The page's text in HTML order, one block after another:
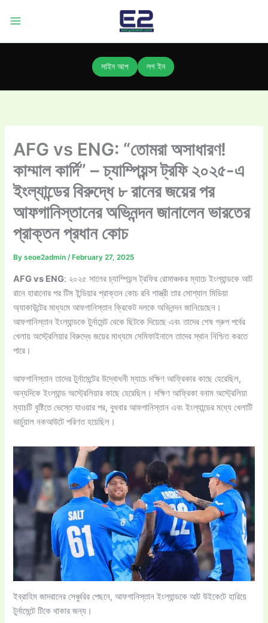
সাইন আপ লগ ইন
AFG vs ENG: “তোমরা অসাধারণ!
কাম্মাল কার্দি” – চ্যাম্পিয়ন্স ট্রফি ২০২৫-এ
ইংল্যান্ডের বিরুদ্ধে ৮ রানের জয়ের পর
আফগানিস্তানের অভিনন্দন জানালেন ভারতের
প্রাক্তন প্রধান কোচ
Byseoe2admin/ February 27, 2025
AFG vs ENG: ২০২৫ সালের চ্যাম্পিয়ন্স ট্রফির রোমাঞ্চকর ম্যাচে ইংল্যান্ডকে আট
রানে হারানোর পর টিম ইন্ডিয়ার প্রাক্তন কোচ রবি শাস্ত্রী তার সোশ্যাল মিডিয়া
অ্যাকাউন্টের মাধ্যমে আফগানিস্তান ক্রিকেট দলকে অভিনন্দন জানিয়েছেন।
আফগানিস্তান ইংল্যান্ডকে টুর্নামেন্ট থেকে ছিটকে দিয়েছে এবং তাদের শেষ গ্রুপ পর্বের
খেলায় অস্ট্রেলিয়ার বিরুদ্ধে জয়ের মাধ্যমে সেমিফাইনালে তাদের স্থান নিশ্চিত করতে
পারে।
আফগানিস্তান তাদের টুর্নামেন্টের উদ্বোধনী ম্যাচে দক্ষিণ আফ্রিকার কাছে হেরেছিল,
অন্যদিকে ইংল্যান্ড অস্ট্রেলিয়ার কাছে হেরেছিল। দক্ষিণ আফ্রিকা বনাম অস্ট্রেলিয়া
ম্যাচটি বৃষ্টিতে ভেস্তে যাওয়ার পর, বুধবার আফগানিস্তান এবং ইংল্যান্ডের মধ্যে খেলাটি
ভার্চুয়াল নকআউটে পরিণত হয়েছিল।
ইব্রাহিম জাদরানের সেঞ্চুরির পেছনে, আফগানিস্তান ইংল্যান্ডকে আট উইকেটে হারিয়ে
টুর্নামেন্টে টিকে থাকার জন্য।